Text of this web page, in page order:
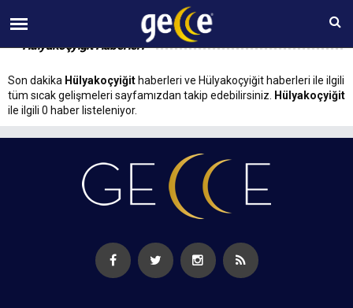
07 AĞUSTOS Cuma 10:06
Hülyakoçyiğit Haberleri
Son dakika Hülyakoçyiğit haberleri ve Hülyakoçyiğit haberleri ile ilgili
tüm sıcak gelişmeleri sayfamızdan takip edebilirsiniz.
Hülyakoçyiğit
ile ilgili 0 haber listeleniyor.